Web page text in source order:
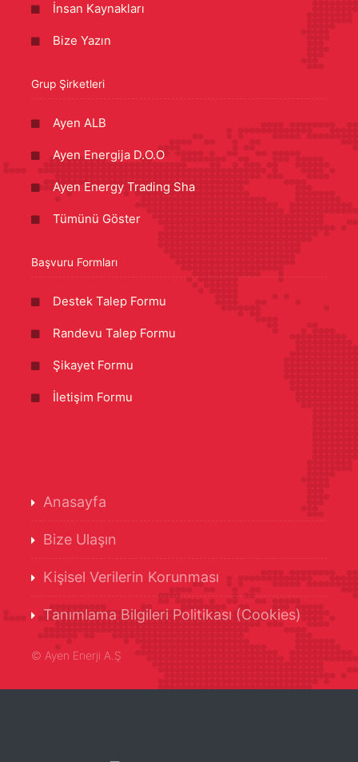
İnsan Kaynakları
Bize Yazın
Grup Şirketleri
Ayen ALB
Ayen Energija D.O.O
Ayen Energy Trading Sha
Tümünü Göster
Başvuru Formları
Destek Talep Formu
Randevu Talep Formu
Şikayet Formu
İletişim Formu
Anasayfa
Bize Ulaşın
Kişisel Verilerin Korunması
Tanımlama Bilgileri Politikası (Cookies)
© Ayen Enerji A.Ş